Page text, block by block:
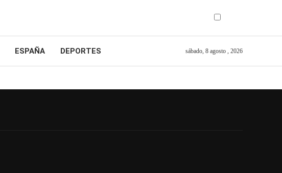
ESPAÑA DEPORTES sábado, 8 agosto , 2026